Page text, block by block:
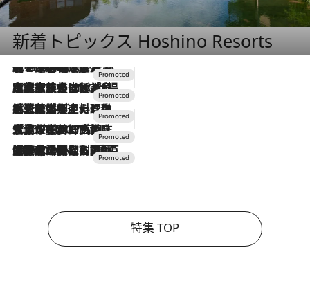
新着トピックス Hoshino Resorts
2026.8.7
【トンボの足水浴】ヒノキの香りに包まれて涼感マックス！約13℃の湧水かけ流しを避暑地「星野温泉 トンボの湯」で体験
2026.7.31
【ホテル帰省】という選択肢をOMOが提案。家族とほどよい距離を保つには「昼は実家、夜は気兼ねなくホテルで！」
2026.7.24
【夏限定ディナーコース】旬を迎える稚鮎や花ズッキーニなどをイタリア・トスカーナの郷土料理の手法で満喫！
2026.7.17
「土佐和ハーブかき氷」がOMO7高知に登場！生姜、山椒、大葉など目にも舌にも涼を呼ぶ郷土の味
2026.7.10
NEW OPEN！【界 草津】名湯の地に誕生。趣の異なる2種の温泉と上州ならではの会席・蕎麦割烹など美食を味わう究極の癒やし旅
特集 TOP